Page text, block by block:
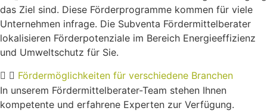
das Ziel sind. Diese Förderprogramme kommen für viele
Unternehmen infrage. Die Subventa Fördermittelberater
lokalisieren Förderpotenziale im Bereich Energieeffizienz
und Umweltschutz für Sie.
Fördermöglichkeiten für verschiedene Branchen
In unserem Fördermittelberater-Team stehen Ihnen
kompetente und erfahrene Experten zur Verfügung.